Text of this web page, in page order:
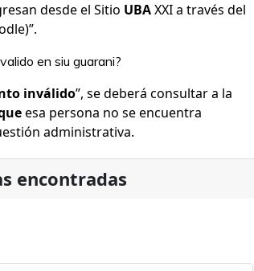
desde el Sitio UBAXXI a través del
en siu guarani?
inválido”, se deberá consultar a la
esa persona no se encuentra
administrativa.
encontradas